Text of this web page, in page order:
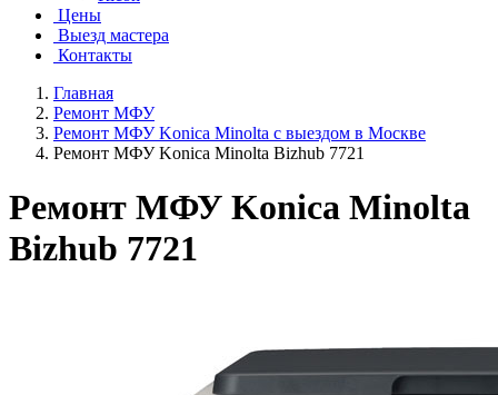
Цены
Выезд мастера
Контакты
Главная
Ремонт МФУ
Ремонт МФУ Konica Minolta с выездом в Москве
Ремонт МФУ Konica Minolta Bizhub 7721
Ремонт МФУ Konica Minolta
Bizhub 7721